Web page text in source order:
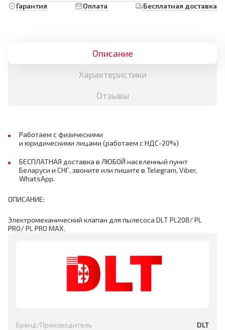
Гарантия
Оплата Бесплатная доставка
Описание
Характеристики
Отзывы
Работаем с физическими
и юридическими лицами (работаем с НДС-20%)
БЕСПЛАТНАЯ доставка в ЛЮБОЙ населенный пункт
Беларуси и СНГ, звоните или пишите в Telegram, Viber,
WhatsApp.
ОПИСАНИЕ:
Электромеханический клапан для пылесоса DLT PL208/ PL
PRO/ PL PRO MAX.
Бренд/Производитель DLT